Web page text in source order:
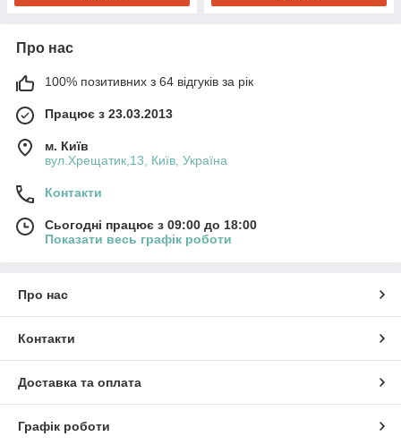
Про нас
100% позитивних з 64 відгуків за рік
Працює з 23.03.2013
м. Київ
вул.Хрещатик,13, Київ, Україна
Контакти
Сьогодні працює з 09:00 до 18:00
Показати весь графік роботи
Про нас
Контакти
Доставка та оплата
Графік роботи